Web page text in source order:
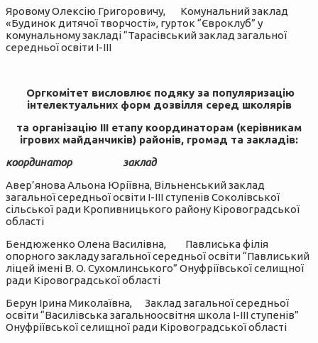
Яровому Олексію Григоровичу, Комунальний заклад
«Будинок дитячої творчості», гурток “Євроклуб” у
комунальному закладі “Тарасівський заклад загальної
середньої освіти І-ІІІ
Оргкомітет висловлює подяку за популяризацію
інтелектуальних форм дозвілля серед школярів
та організацію ІІІ етапу координаторам (керівникам
ігрових майданчиків) районів, громад та закладів:
координатор заклад
Авер’янова Альона Юріївна, Вільненський заклад
загальної середньої освіти І-ІІІ ступенів Соколівської
сільської ради Кропивницького району Кіровоградської
області
Бендюженко Олена Василівна, Павлиська філія
опорного закладу загальної середньої освіти “Павлиський
ліцей імені В. О. Сухомлинського” Онуфріївської селищної
ради Кіровоградської області
Берун Ірина Миколаївна, Заклад загальної середньої
освіти “Василівська загальноосвітня школа I-III ступенів”
Онуфріївської селищної ради Кіровоградської області